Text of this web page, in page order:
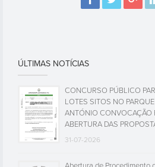
ÚLTIMAS NOTÍCIAS
CONCURSO PÚBLICO
LOTES SITOS NO
ANTÓNIO CONVOCAÇÃO
ABERTURA DAS
31-07-2026